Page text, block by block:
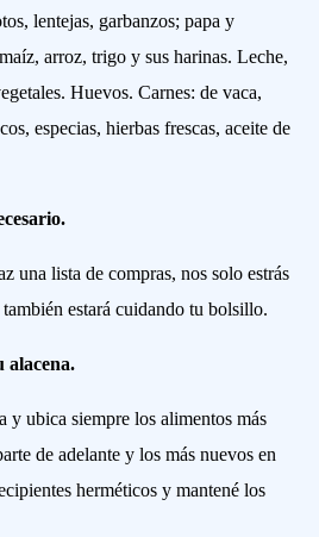
lentejas, garbanzos; papa y
arroz, trigo y sus harinas. Leche,
Huevos. Carnes: de vaca,
especias, hierbas frescas, aceite de
una lista de compras, nos solo estrás
estará cuidando tu bolsillo.
alacena.
y ubica siempre los alimentos más
de adelante y los más nuevos en
herméticos y mantené los